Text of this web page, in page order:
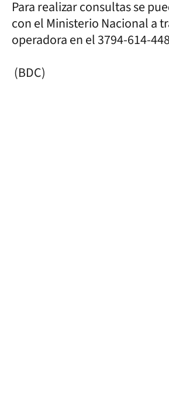
Para realizar consultas se
con el Ministerio Nacional a
operadora en el 3794-614-
(BDC)